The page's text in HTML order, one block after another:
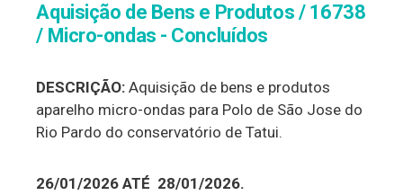
Aquisição de Bens e Produtos / 16738
/ Micro-ondas - Concluídos
DESCRIÇÃO: Aquisição de bens e produtos
aparelho micro-ondas para Polo de São Jose do
Rio Pardo do conservatório de Tatui.
26/01/2026 ATÉ 28/01/2026.